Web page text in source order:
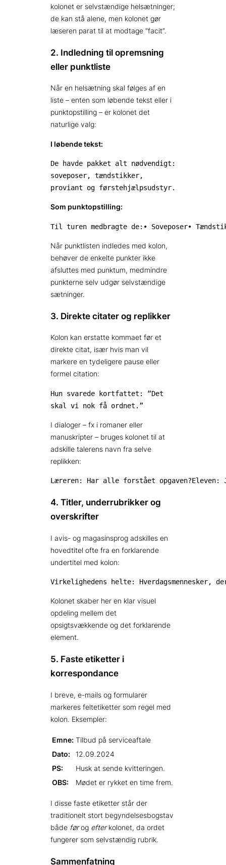
kolonet er selvstændige helsætninger;
de kan stå alene, men kolonet gør
læseren parat til at modtage “facit”.
2. Indledning til opremsning
eller punktliste
Når en helsætning skal følges af en
liste – enten som løbende tekst eller i
punktopstilling – er kolonet det
naturlige valg:
I løbende tekst:
De havde pakket alt nødvendigt:
soveposer, tændstikker,
proviant og førstehjælpsudstyr.
Som punktopstilling:
Til turen medbragte de:• Soveposer•
Når punktlisten indledes med kolon,
behøver de enkelte punkter ikke
afsluttes med punktum, medmindre
punkterne selv udgør selvstændige
sætninger.
3. Direkte citater og replikker
Kolon kan erstatte kommaet før et
direkte citat, især hvis man vil
markere en tydeligere pause eller
formel citation:
Hun svarede kortfattet: “Det
skal vi nok få ordnet.”
I dialoger – fx i romaner eller
manuskripter – bruges kolonet til at
adskille talerens navn fra selve
replikken:
Læreren: Har alle forstået
4. Titler, under­rubrikker og
overskrifter
I avis- og magasin­sprog adskilles en
hovedtitel ofte fra en forklarende
undertitel med kolon:
Virkelighedens helte: Hverdagsmennesker,
Kolonet skaber her en klar visuel
opdeling mellem det
opsigtsvækkende og det forklarende
element.
5. Faste etiketter i
korrespondance
I breve, e-mails og formularer
markeres feltetiketter som regel med
kolon. Eksempler:
Emne: Tilbud på serviceaftale
Dato:
12.09.2024
PS:
Husk at sende kvitteringen.
OBS:
Mødet er rykket en time frem.
I disse faste etiketter står der
traditionelt stort begyndelsesbogstav
både førog efterkolonet, da ordet
fungerer som selvstændig rubrik.
Sammenfatning